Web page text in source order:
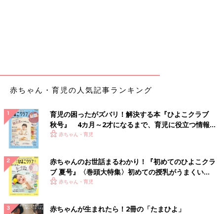
赤ちゃん・育児の人気記事ランキング
育児の困ったがズバリ！解決する本『ひよこクラブ
秋号』 4カ月～2才になるまで、育児に役立つ情報が
いっぱい！
赤ちゃん・育児
赤ちゃんのお世話まるわかり！『初めてのひよこクラ
ブ 夏号』〈巻頭大特集〉初めての授乳がうまくい
く！ おっぱい・ミルクの基本と夏のトラブル 解決テ
赤ちゃん・育児
赤ちゃんが生まれたら！2冊の「たまひよ」